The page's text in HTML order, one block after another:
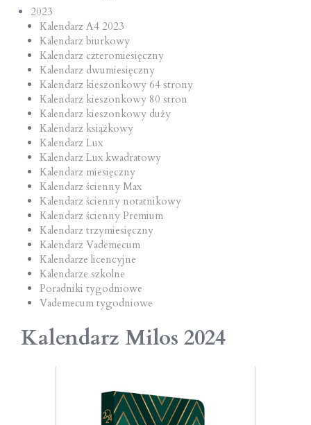
2023
Kalendarz A4 2023
Kalendarz biurkowy
Kalendarz czteromiesięczny
Kalendarz dwumiesięczny
Kalendarz kieszonkowy 64 strony
Kalendarz kieszonkowy 80 stron
Kalendarz kieszonkowy duży
Kalendarz książkowy
Kalendarz Lux
Kalendarz Lux kwadratowy
Kalendarz miesięczny
Kalendarz ścienny Max
Kalendarz ścienny notatnikowy
Kalendarz ścienny Premium
Kalendarz trzymiesięczny
Kalendarz Vademecum
Kalendarze licencyjne
Kalendarze szkolne
Poradniki tygodniowe
Vademecum tygodniowe
Kalendarz Milos 2024